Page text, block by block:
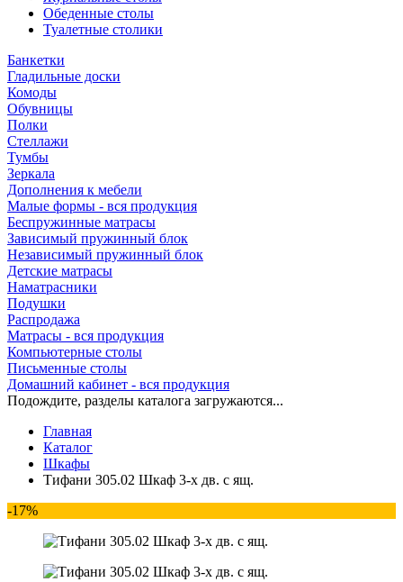
Обеденные столы
Туалетные столики
Банкетки
Гладильные доски
Комоды
Обувницы
Полки
Стеллажи
Тумбы
Зеркала
Дополнения к мебели
Малые формы - вся продукция
Беспружинные матрасы
Зависимый пружинный блок
Независимый пружинный блок
Детские матрасы
Наматрасники
Подушки
Распродажа
Матрасы - вся продукция
Компьютерные столы
Письменные столы
Домашний кабинет - вся продукция
Подождите, разделы каталога загружаются...
Главная
Каталог
Шкафы
Тифани 305.02 Шкаф 3-х дв. с ящ.
-17%